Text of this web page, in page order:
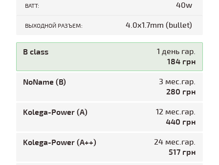
ВАТТ: 40w
ВЫХОДНОЙ РАЗЪЕМ: 4.0x1.7mm (bullet)
B class 1 день гар.
184 грн
NoName (B) 3 мес.гар.
280 грн
Kolega-Power (A) 12 мес.гар.
440 грн
Kolega-Power (A++) 24 мес.гар.
517 грн